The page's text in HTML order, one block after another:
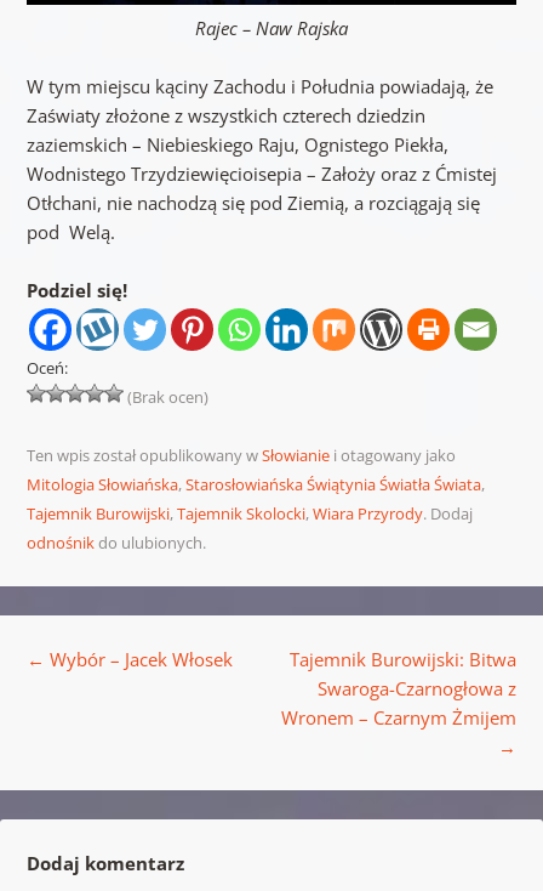
Rajec – Naw Rajska
W tym miejscu kąciny Zachodu i Południa powiadają, że
Zaświaty złożone z wszystkich czterech dziedzin
zaziemskich – Niebieskiego Raju, Ognistego Piekła,
Wodnistego Trzydziewięcioisepia – Założy oraz z Ćmistej
Otłchani, nie nachodzą się pod Ziemią, a rozciągają się
pod Welą.
Podziel się!
Oceń:
(Brak ocen)
Ten wpis został opublikowany wSłowianiei otagowany jako
Mitologia Słowiańska,Starosłowiańska Świątynia Światła Świata,
Tajemnik Burowijski,Tajemnik Skolocki,Wiara Przyrody. Dodaj
odnośnikdo ulubionych.
← Wybór – Jacek Włosek
Tajemnik Burowijski: Bitwa
Swaroga-Czarnogłowa z
Wronem – Czarnym Żmijem
→
Dodaj komentarz